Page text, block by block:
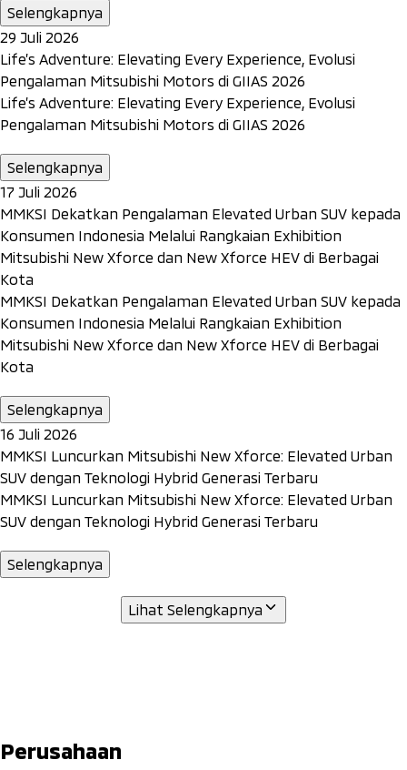
Selengkapnya
29 Juli 2026
Life’s Adventure: Elevating Every Experience, Evolusi
Pengalaman Mitsubishi Motors di GIIAS 2026
Life’s Adventure: Elevating Every Experience, Evolusi
Pengalaman Mitsubishi Motors di GIIAS 2026
Selengkapnya
17 Juli 2026
MMKSI Dekatkan Pengalaman Elevated Urban SUV kepada
Konsumen Indonesia Melalui Rangkaian Exhibition
Mitsubishi New Xforce dan New Xforce HEV di Berbagai
Kota
MMKSI Dekatkan Pengalaman Elevated Urban SUV kepada
Konsumen Indonesia Melalui Rangkaian Exhibition
Mitsubishi New Xforce dan New Xforce HEV di Berbagai
Kota
Selengkapnya
16 Juli 2026
MMKSI Luncurkan Mitsubishi New Xforce: Elevated Urban
SUV dengan Teknologi Hybrid Generasi Terbaru
MMKSI Luncurkan Mitsubishi New Xforce: Elevated Urban
SUV dengan Teknologi Hybrid Generasi Terbaru
Selengkapnya
Lihat Selengkapnya
Perusahaan